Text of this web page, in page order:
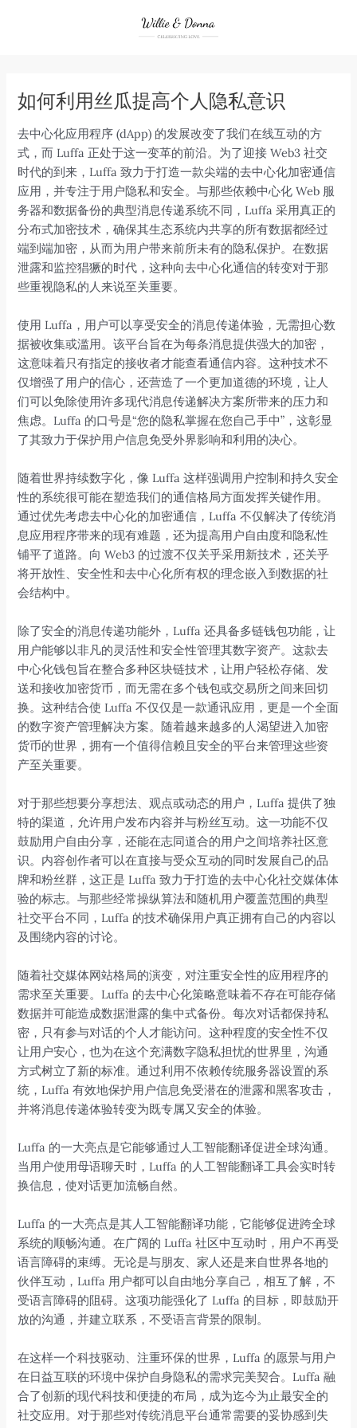
如何利用丝瓜提高个人隐私意识
去中心化应用程序 (dApp) 的发展改变了我们在线互动的方
式，而 Luffa 正处于这一变革的前沿。为了迎接 Web3 社交
时代的到来，Luffa 致力于打造一款尖端的去中心化加密通信
应用，并专注于用户隐私和安全。与那些依赖中心化 Web 服
务器和数据备份的典型消息传递系统不同，Luffa 采用真正的
分布式加密技术，确保其生态系统内共享的所有数据都经过
端到端加密，从而为用户带来前所未有的隐私保护。在数据
泄露和监控猖獗的时代，这种向去中心化通信的转变对于那
些重视隐私的人来说至关重要。
使用 Luffa，用户可以享受安全的消息传递体验，无需担心数
据被收集或滥用。该平台旨在为每条消息提供强大的加密，
这意味着只有指定的接收者才能查看通信内容。这种技术不
仅增强了用户的信心，还营造了一个更加道德的环境，让人
们可以免除使用许多现代消息传递解决方案所带来的压力和
焦虑。Luffa 的口号是“您的隐私掌握在您自己手中”，这彰显
了其致力于保护用户信息免受外界影响和利用的决心。
随着世界持续数字化，像 Luffa 这样强调用户控制和持久安全
性的系统很可能在塑造我们的通信格局方面发挥关键作用。
通过优先考虑去中心化的加密通信，Luffa 不仅解决了传统消
息应用程序带来的现有难题，还为提高用户自由度和隐私性
铺平了道路。向 Web3 的过渡不仅关乎采用新技术，还关乎
将开放性、安全性和去中心化所有权的理念嵌入到数据的社
会结构中。
除了安全的消息传递功能外，Luffa 还具备多链钱包功能，让
用户能够以非凡的灵活性和安全性管理其数字资产。这款去
中心化钱包旨在整合多种区块链技术，让用户轻松存储、发
送和接收加密货币，而无需在多个钱包或交易所之间来回切
换。这种结合使 Luffa 不仅仅是一款通讯应用，更是一个全面
的数字资产管理解决方案。随着越来越多的人渴望进入加密
货币的世界，拥有一个值得信赖且安全的平台来管理这些资
产至关重要。
对于那些想要分享想法、观点或动态的用户，Luffa 提供了独
特的渠道，允许用户发布内容并与粉丝互动。这一功能不仅
鼓励用户自由分享，还能在志同道合的用户之间培养社区意
识。内容创作者可以在直接与受众互动的同时发展自己的品
牌和粉丝群，这正是 Luffa 致力于打造的去中心化社交媒体体
验的标志。与那些经常操纵算法和随机用户覆盖范围的典型
社交平台不同，Luffa 的技术确保用户真正拥有自己的内容以
及围绕内容的讨论。
随着社交媒体网站格局的演变，对注重安全性的应用程序的
需求至关重要。Luffa 的去中心化策略意味着不存在可能存储
数据并可能造成数据泄露的集中式备份。每次对话都保持私
密，只有参与对话的个人才能访问。这种程度的安全性不仅
让用户安心，也为在这个充满数字隐私担忧的世界里，沟通
方式树立了新的标准。通过利用不依赖传统服务器设置的系
统，Luffa 有效地保护用户信息免受潜在的泄露和黑客攻击，
并将消息传递体验转变为既专属又安全的体验。
Luffa 的一大亮点是它能够通过人工智能翻译促进全球沟通。
当用户使用母语聊天时，Luffa 的人工智能翻译工具会实时转
换信息，使对话更加流畅自然。
Luffa 的一大亮点是其人工智能翻译功能，它能够促进跨全球
系统的顺畅沟通。在广阔的 Luffa 社区中互动时，用户不再受
语言障碍的束缚。无论是与朋友、家人还是来自世界各地的
伙伴互动，Luffa 用户都可以自由地分享自己，相互了解，不
受语言障碍的阻碍。这项功能强化了 Luffa 的目标，即鼓励开
放的沟通，并建立联系，不受语言背景的限制。
在这样一个科技驱动、注重环保的世界，Luffa 的愿景与用户
在日益互联的环境中保护自身隐私的需求完美契合。Luffa 融
合了创新的现代科技和便捷的布局，成为迄今为止最安全的
社交应用。对于那些对传统消息平台通常需要的妥协感到失